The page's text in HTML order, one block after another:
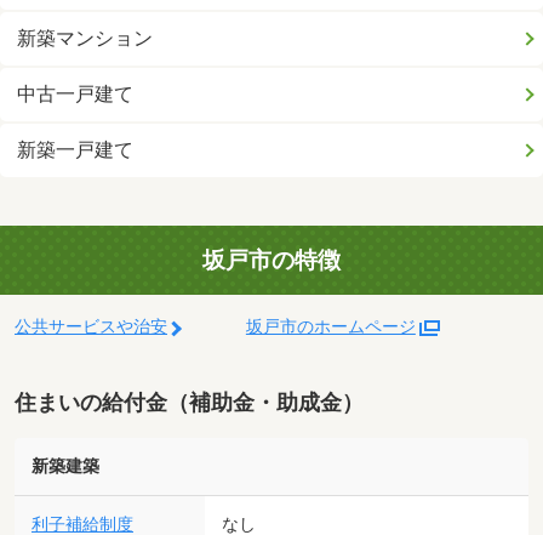
新築マンション
中古一戸建て
新築一戸建て
坂戸市の特徴
公共サービスや治安 坂戸市のホームページ
住まいの給付金（補助金・助成金）
新築建築
利子補給制度 なし